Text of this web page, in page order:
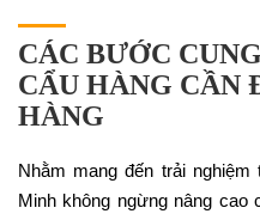
CÁC BƯỚC
CẨU HÀNG CẦN
HÀNG
Nhằm mang đến trải
Minh không ngừng nâng